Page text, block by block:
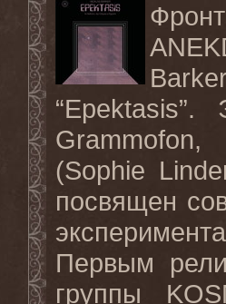
“Epektasis”.
Grammofon,
(Sophie
посвящен
Первым
группы